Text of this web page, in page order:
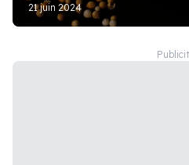
21 juin 2024